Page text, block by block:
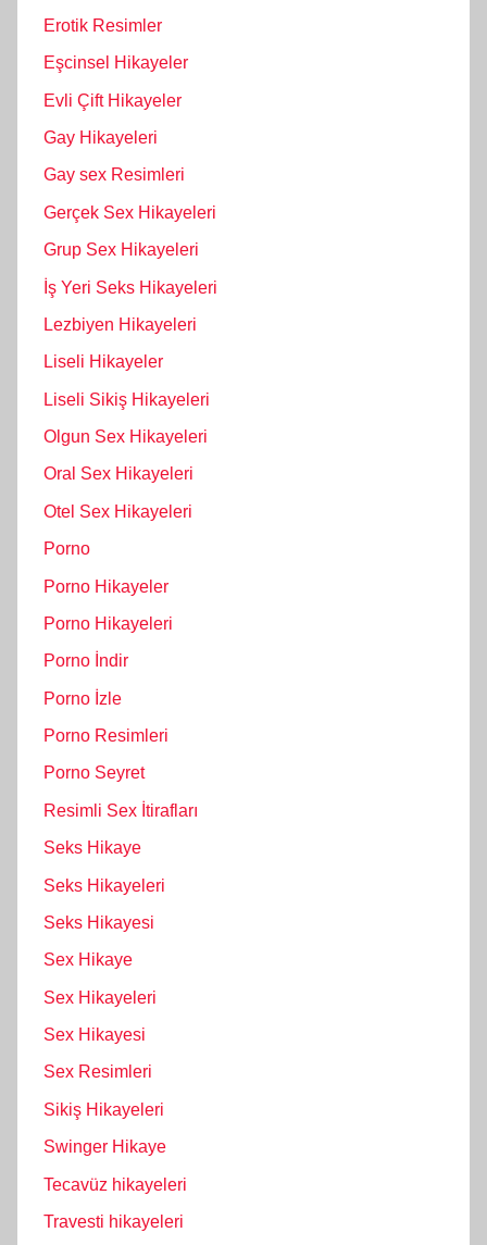
Erotik Resimler
Eşcinsel Hikayeler
Evli Çift Hikayeler
Gay Hikayeleri
Gay sex Resimleri
Gerçek Sex Hikayeleri
Grup Sex Hikayeleri
İş Yeri Seks Hikayeleri
Lezbiyen Hikayeleri
Liseli Hikayeler
Liseli Sikiş Hikayeleri
Olgun Sex Hikayeleri
Oral Sex Hikayeleri
Otel Sex Hikayeleri
Porno
Porno Hikayeler
Porno Hikayeleri
Porno İndir
Porno İzle
Porno Resimleri
Porno Seyret
Resimli Sex İtirafları
Seks Hikaye
Seks Hikayeleri
Seks Hikayesi
Sex Hikaye
Sex Hikayeleri
Sex Hikayesi
Sex Resimleri
Sikiş Hikayeleri
Swinger Hikaye
Tecavüz hikayeleri
Travesti hikayeleri